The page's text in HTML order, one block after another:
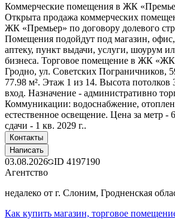
Коммерческие помещения в ЖК
Открыта продажа коммерческих
ЖК «Премьер» по договору долевого
Помещения подойдут под магазин,
аптеку, пункт выдачи, услуги, шоурум
бизнеса. Торговое помещение в ЖК
Гродно, ул. Советских Пограничников,
77.98 м². Этаж 1 из 14. Высота
вход. Назначение - административно
Коммуникации: водоснабжение,
естественное освещение. Цена за метр
сдачи - 1 кв. 2029 г..
Контакты
Написать
03.08.2026 ID 4197190
Агентство
недалеко от г. Слоним, Гродненская
Как купить магазин, торговое